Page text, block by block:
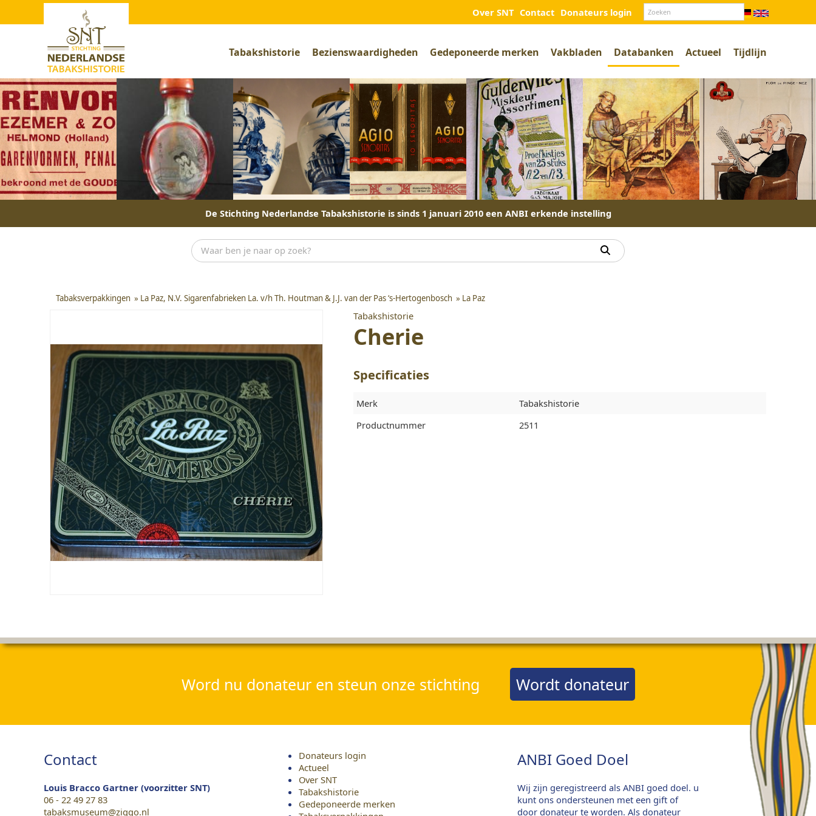
Over SNT Contact Donateurs login
Tabakshistorie Bezienswaardigheden Gedeponeerde merken Vakbladen Databanken Actueel Tijdlijn
De Stichting Nederlandse Tabakshistorie is sinds 1 januari 2010 een ANBI erkende instelling
Tabaksverpakkingen » La Paz, N.V. Sigarenfabrieken La. v/h Th. Houtman & J.J. van der Pas ‘s-Hertogenbosch » La Paz
Tabakshistorie
Cherie
Specificaties
Merk
Tabakshistorie
Productnummer
2511
Word nu donateur en steun onze stichting Wordt donateur
Contact
Louis Bracco Gartner (voorzitter SNT)
06 - 22 49 27 83
tabaksmuseum@ziggo.nl
Donateurs login
Actueel
Over SNT
Tabakshistorie
Gedeponeerde merken
ANBI Goed Doel
Wij zijn geregistreerd als ANBI goed doel. u
kunt ons ondersteunen met een gift of
door donateur te worden. Als donateur